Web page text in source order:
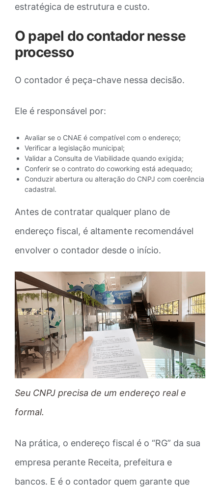
estratégica de estrutura e custo.
O papel do contador nesse
processo
O contador é peça-chave nessa decisão.
Ele é responsável por:
Avaliar se o CNAE é compatível com o endereço;
Verificar a legislação municipal;
Validar a Consulta de Viabilidade quando exigida;
Conferir se o contrato do coworking está adequado;
Conduzir abertura ou alteração do CNPJ com coerência
cadastral.
Antes de contratar qualquer plano de
endereço fiscal, é altamente recomendável
envolver o contador desde o início.
Seu CNPJ precisa de um endereço real e
formal.
Na prática, o endereço fiscal é o “RG” da sua
empresa perante Receita, prefeitura e
bancos. E é o contador quem garante que